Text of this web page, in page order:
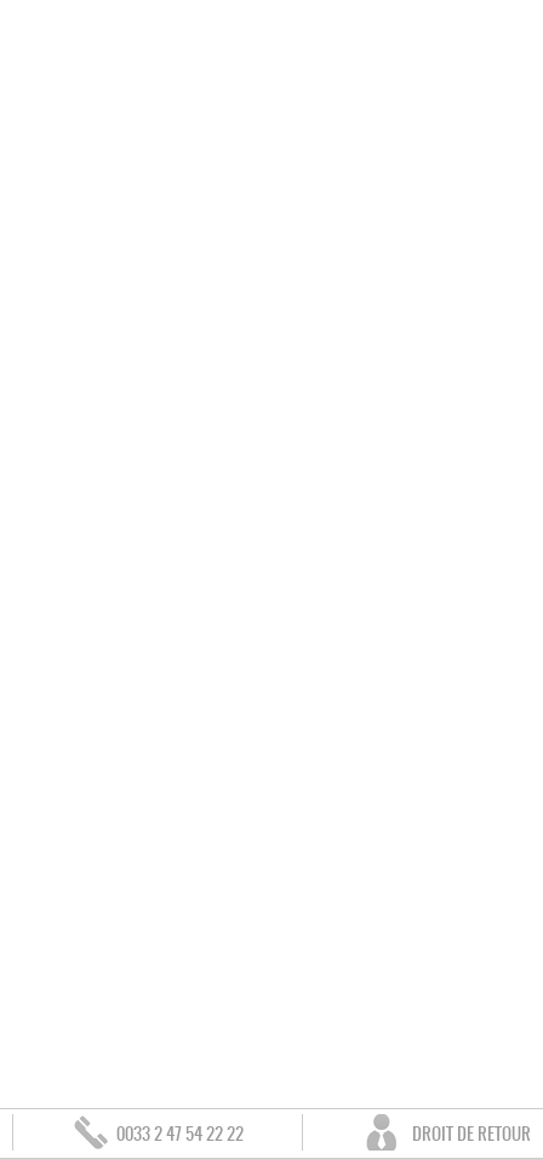
0033 2 47 54 22 22 DROIT DE RETOUR